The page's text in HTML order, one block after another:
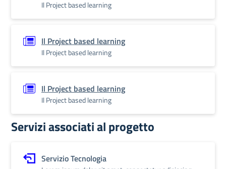
Il Project based learning
Il Project based learning
Il Project based learning
Il Project based learning
Il Project based learning
Servizi associati al progetto
Servizio Tecnologia